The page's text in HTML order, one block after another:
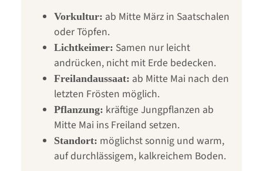
Vorkultur: ab Mitte März in Saatschalen
oder Töpfen.
Lichtkeimer: Samen nur leicht
andrücken, nicht mit Erde bedecken.
Freilandaussaat: ab Mitte Mai nach den
letzten Frösten möglich.
Pflanzung: kräftige Jungpflanzen ab
Mitte Mai ins Freiland setzen.
Standort: möglichst sonnig und warm,
auf durchlässigem, kalkreichem Boden.